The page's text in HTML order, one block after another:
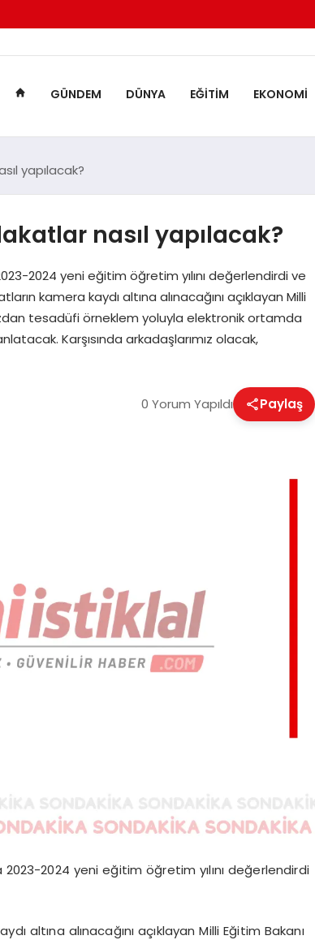
GÜNDEM DÜNYA EĞITIM EKONOMI
yapılacak?
nasıl yapılacak?
2024 yeni eğitim öğretim yılını değerlendirdi ve
kamera kaydı altına alınacağını açıklayan Milli
tesadüfi örneklem yoluyla elektronik ortamda
Karşısında arkadaşlarımız olacak,
0 Yorum Yapıldı Paylaş
2023-2024 yeni eğitim öğretim yılını değerlendirdi
altına alınacağını açıklayan Milli Eğitim Bakanı